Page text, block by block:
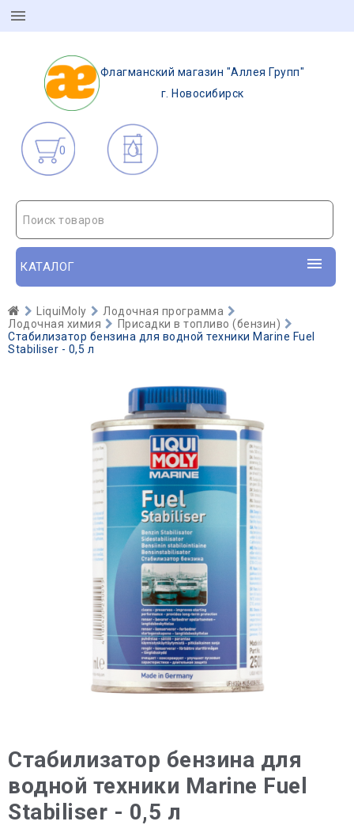
Флагманский магазин "Аллея Групп"
г. Новосибирск
0
Поиск товаров
КАТАЛОГ
LiquiMoly
Лодочная программа
Лодочная химия
Присадки в топливо (бензин)
Стабилизатор бензина для водной техники Marine Fuel
Stabiliser - 0,5 л
Стабилизатор бензина для
водной техники Marine Fuel
Stabiliser - 0,5 л